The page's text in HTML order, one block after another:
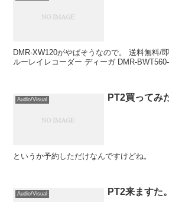
DMR-XW120がやばそうなので。 送料無料/
ルーレイレコーダー ディーガ DMR-
Audio/Visual PT2買ってみ
というか予約しただけなんですけどね。
Audio/Visual PT2来ますた。